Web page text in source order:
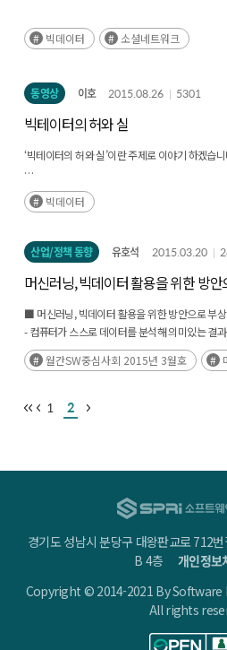
빅데이터 소셜네트워크
동영상 이호 2015.08.26 5301
빅테이터의 허와 실
‘빅테이터의 허와 실’이란 주제로 이야기 하겠습
먼저, 다음과 같이 지식, 정보, 데이터의 차이 및 정
빅데이터의 정의, 빅데이터의 허와 실, 마지막으로
지식, 정보, 데이터 이 새가지 개념의 차이를 정확
같습니다. 이 세가지 개념의 차이를 알아야 빅데이
빅데이터
산업/정책 동향 유호석 2015.03.20
머신러닝, 빅데이터 활용을 위한 방
■ 머신러닝, 빅데이터 활용을 위한 방안으로 부상
- 컴퓨터가 스스로 데이터를 분석해 의미있는 결
증가
- 글로벌 IT 기업들의 머신러닝 관련 사업 진출이
위한 노력을 강화
월간SW중심사회 2015년 3월호
1 2
경기도 성남시 분당구 대왕판교로 712
B 4층개인정보
Copyright © 2014-2021 By
All rights